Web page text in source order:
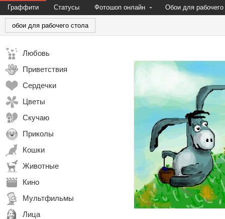
Граффити Статусы Фотошоп онлайн Обои для рабочего
обои для рабочего стола
Любовь
Приветствия
Сердечки
Цветы
Скучаю
Приколы
Кошки
Животные
Кино
Мультфильмы
Лица